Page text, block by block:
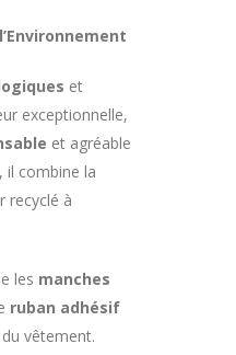
et
exceptionnelle,
et agréable
, il combine la
recyclé à
les manches
ruban adhésif
vêtement.